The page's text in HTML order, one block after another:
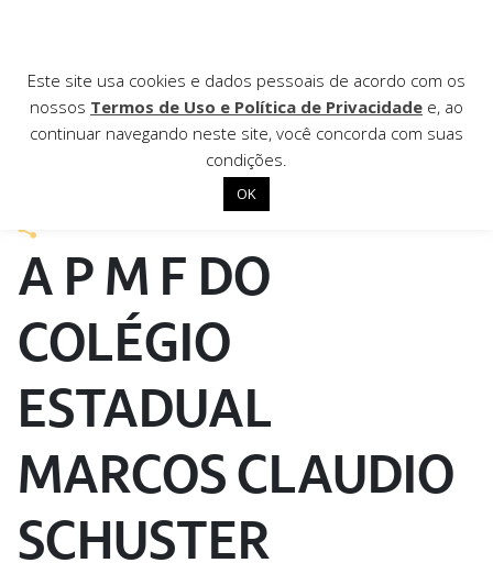
Institucional
Nossas ações
Biblioteca
Notícias
Editais
Contato
Notícias
A P M F DO
COLÉGIO
ESTADUAL
MARCOS CLAUDIO
SCHUSTER
Este site usa cookies e dados pessoais de acordo com os
nossos Termos de Uso e Política de Privacidade e, ao
continuar navegando neste site, você concorda com suas
condições.
OK